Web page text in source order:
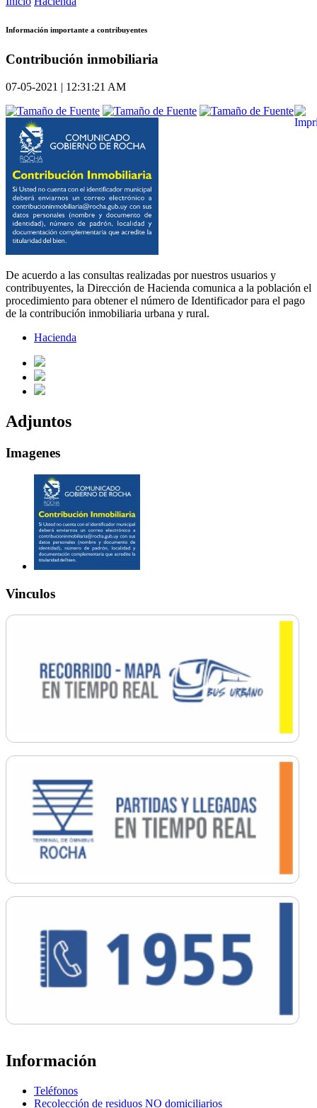
Información importante a contribuyentes
Contribución inmobiliaria
07-05-2021 | 12:31:21 AM
De acuerdo a las consultas realizadas por nuestros usuarios y
contribuyentes, la Dirección de Hacienda comunica a la población el
procedimiento para obtener el número de Identificador para el pago
de la contribución inmobiliaria urbana y rural.
Hacienda
Adjuntos
Imagenes
Vinculos
Información
Teléfonos
Recolección de residuos NO domiciliarios